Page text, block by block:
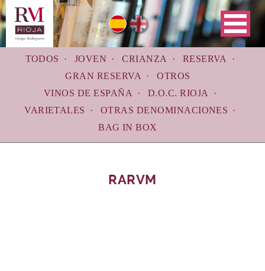
Skip
to
main
navigation
TODOS
JOVEN CRIANZA
RESERVA
GRAN RESERVA
OTROS
VINOS DE ESPAÑA
D.O.C. RIOJA
VARIETALES
OTRAS DENOMINACIONES
BAG IN BOX
RARVM